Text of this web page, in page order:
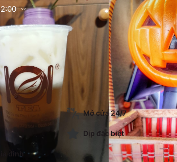
Mở cửa 24/7
Dịp đặc biệt
đình